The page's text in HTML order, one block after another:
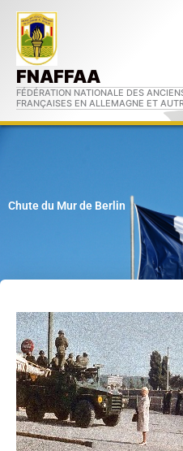
contenu
FNAFFAA
FÉDÉRATION NATIONALE DES
FRANÇAISES EN ALLEMAGNE ET
Chute du Mur de Berlin